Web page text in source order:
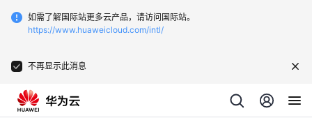
如需了解国际站更多云产品，请访问国际站。
https://www.huaweicloud.com/intl/
不再显示此消息